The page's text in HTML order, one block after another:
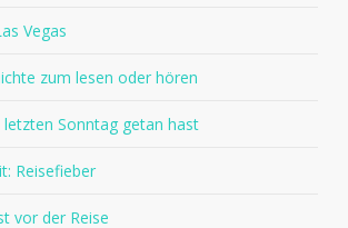
Vegas
zum lesen oder hören
Sonntag getan hast
Reisefieber
vor der Reise